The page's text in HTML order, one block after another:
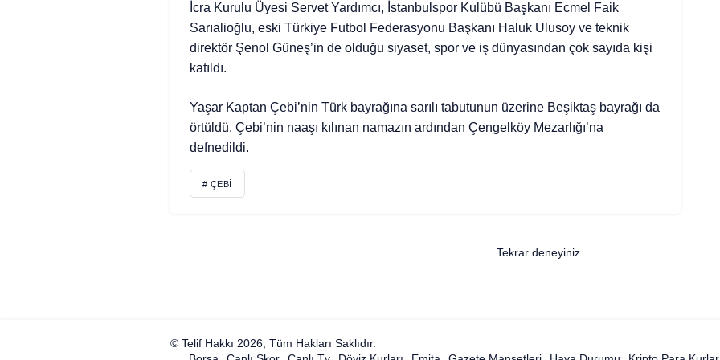
İcra Kurulu Üyesi Servet Yardımcı, İstanbulspor Kulübü Başkanı Ecmel Faik
Sarıalioğlu, eski Türkiye Futbol Federasyonu Başkanı Haluk Ulusoy ve teknik
direktör Şenol Güneş’in de olduğu siyaset, spor ve iş dünyasından çok sayıda kişi
katıldı.
Yaşar Kaptan Çebi’nin Türk bayrağına sarılı tabutunun üzerine Beşiktaş bayrağı da
örtüldü. Çebi’nin naaşı kılınan namazın ardından Çengelköy Mezarlığı’na
defnedildi.
# ÇEBI
Tekrar deneyiniz.
© Telif Hakkı 2026, Tüm Hakları Saklıdır.